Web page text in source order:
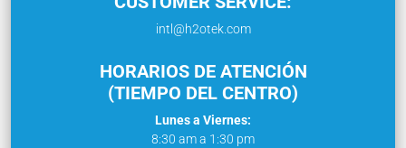
intl@h2otek.com
HORARIOS DE ATENCIÓN
(TIEMPO DEL CENTRO)
Lunes a Viernes:
8:30 am a 1:30 pm